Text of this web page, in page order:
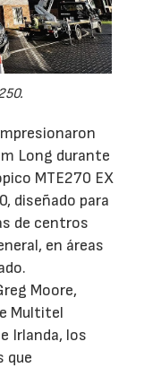
Long durante
MTE270 EX
diseñado para
de centros
en áreas
Moore,
Multitel
Irlanda, los
que